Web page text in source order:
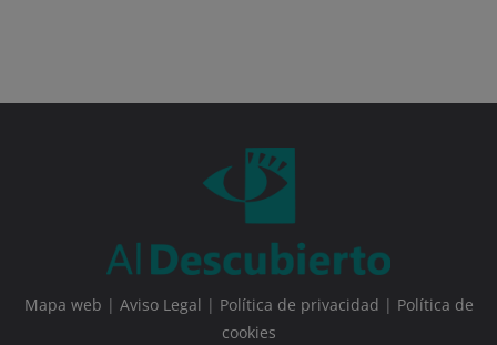
Mapa web | Aviso Legal | Política de privacidad | Política de
cookies